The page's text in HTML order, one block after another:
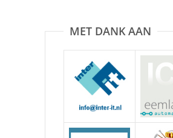
MET DANK AAN